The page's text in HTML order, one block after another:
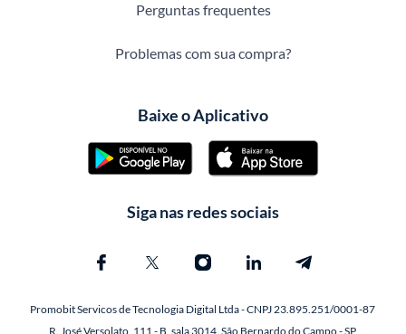
Perguntas frequentes
Problemas com sua compra?
Baixe o Aplicativo
Siga nas redes sociais
Promobit Servicos de Tecnologia Digital Ltda - CNPJ 23.895.251/0001-87
R. José Versolato, 111 - B, sala 3014, São Bernardo do Campo - SP